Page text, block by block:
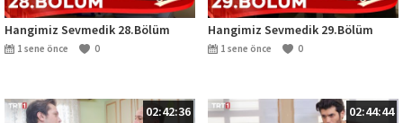
Hangimiz Sevmedik 28.Bölüm
1 sene önce 0
Hangimiz Sevmedik 29.Bölüm
1 sene önce 0
02:42:36 02:44:44